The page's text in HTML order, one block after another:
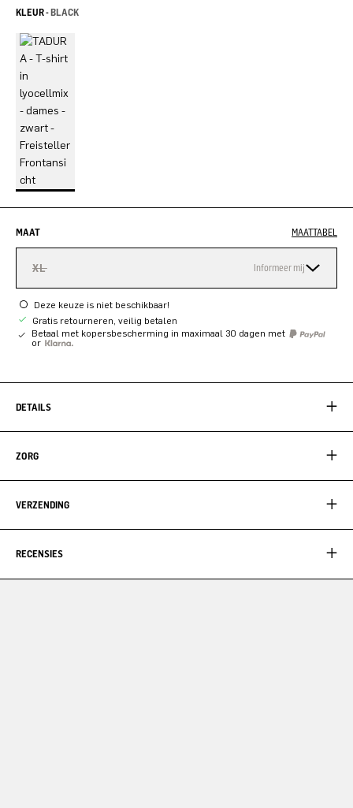
KLEUR -BLACK
MAAT MAATTABEL
XL Informeer mij
Deze keuze is niet beschikbaar!
Gratis retourneren, veilig betalen
Betaal met kopersbescherming in maximaal 30 dagen met
or
DETAILS
ZORG
VERZENDING
RECENSIES